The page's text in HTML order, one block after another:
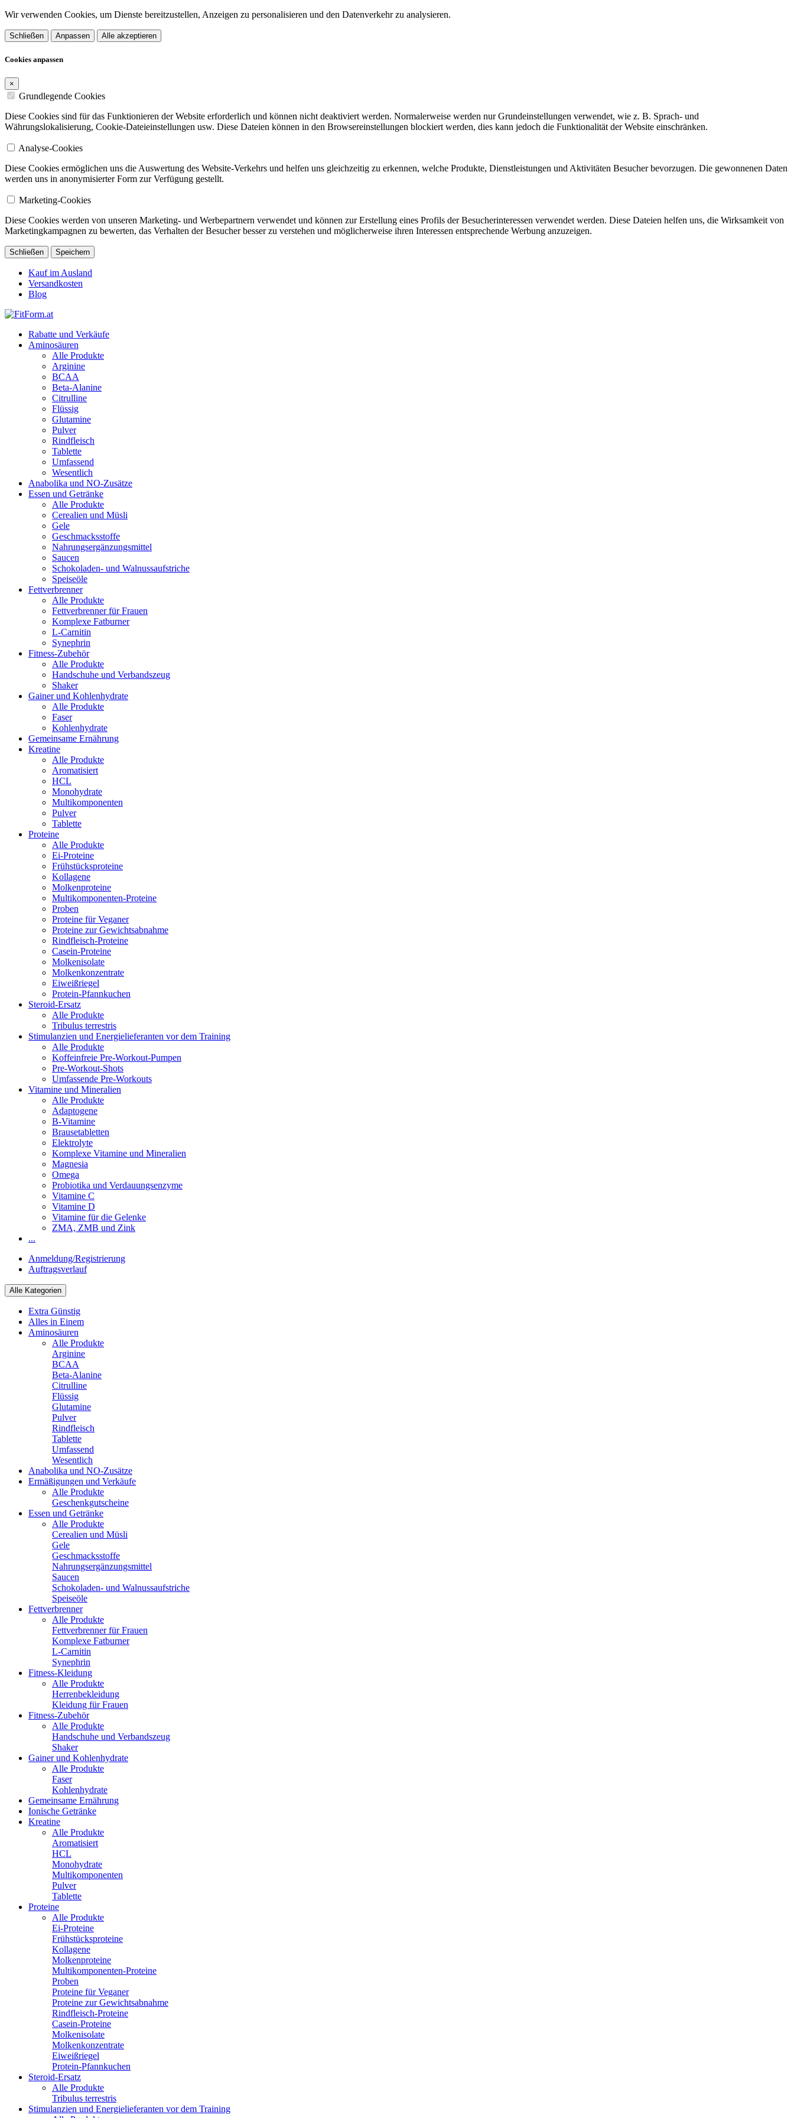
Wir verwenden Cookies, um Dienste bereitzustellen, Anzeigen zu personalisieren und den Datenverkehr zu analysieren.
Schließen Anpassen Alle akzeptieren
Cookies anpassen
×
Grundlegende Cookies
Diese Cookies sind für das Funktionieren der Website erforderlich und können nicht deaktiviert werden. Normalerweise werden nur Grundeinstellungen verwendet, wie z. B. Sprach- und
Währungslokalisierung, Cookie-Dateieinstellungen usw. Diese Dateien können in den Browsereinstellungen blockiert werden, dies kann jedoch die Funktionalität der Website einschränken.
Analyse-Cookies
Diese Cookies ermöglichen uns die Auswertung des Website-Verkehrs und helfen uns gleichzeitig zu erkennen, welche Produkte, Dienstleistungen und Aktivitäten Besucher bevorzugen. Die gewonnenen Daten
werden uns in anonymisierter Form zur Verfügung gestellt.
Marketing-Cookies
Diese Cookies werden von unseren Marketing- und Werbepartnern verwendet und können zur Erstellung eines Profils der Besucherinteressen verwendet werden. Diese Dateien helfen uns, die Wirksamkeit von
Marketingkampagnen zu bewerten, das Verhalten der Besucher besser zu verstehen und möglicherweise ihren Interessen entsprechende Werbung anzuzeigen.
Schließen Speichern
Kauf im Ausland
Versandkosten
Blog
Rabatte und Verkäufe
Aminosäuren
Alle Produkte
Arginine
BCAA
Beta-Alanine
Citrulline
Flüssig
Glutamine
Pulver
Rindfleisch
Tablette
Umfassend
Wesentlich
Anabolika und NO-Zusätze
Essen und Getränke
Alle Produkte
Cerealien und Müsli
Gele
Geschmacksstoffe
Nahrungsergänzungsmittel
Saucen
Schokoladen- und Walnussaufstriche
Speiseöle
Fettverbrenner
Alle Produkte
Fettverbrenner für Frauen
Komplexe Fatburner
L-Carnitin
Synephrin
Fitness-Zubehör
Alle Produkte
Handschuhe und Verbandszeug
Shaker
Gainer und Kohlenhydrate
Alle Produkte
Faser
Kohlenhydrate
Gemeinsame Ernährung
Kreatine
Alle Produkte
Aromatisiert
HCL
Monohydrate
Multikomponenten
Pulver
Tablette
Proteine
Alle Produkte
Ei-Proteine
Frühstücksproteine
Kollagene
Molkenproteine
Multikomponenten-Proteine
Proben
Proteine für Veganer
Proteine zur Gewichtsabnahme
Rindfleisch-Proteine
Casein-Proteine
Molkenisolate
Molkenkonzentrate
Eiweißriegel
Protein-Pfannkuchen
Steroid-Ersatz
Alle Produkte
Tribulus terrestris
Stimulanzien und Energielieferanten vor dem Training
Alle Produkte
Koffeinfreie Pre-Workout-Pumpen
Pre-Workout-Shots
Umfassende Pre-Workouts
Vitamine und Mineralien
Alle Produkte
Adaptogene
B-Vitamine
Brausetabletten
Elektrolyte
Komplexe Vitamine und Mineralien
Magnesia
Omega
Probiotika und Verdauungsenzyme
Vitamine C
Vitamine D
Vitamine für die Gelenke
ZMA, ZMB und Zink
...
Anmeldung/Registrierung
Auftragsverlauf
Alle Kategorien
Extra Günstig
Alles in Einem
Aminosäuren
Alle Produkte
Arginine
BCAA
Beta-Alanine
Citrulline
Flüssig
Glutamine
Pulver
Rindfleisch
Tablette
Umfassend
Wesentlich
Anabolika und NO-Zusätze
Ermäßigungen und Verkäufe
Alle Produkte
Geschenkgutscheine
Essen und Getränke
Alle Produkte
Cerealien und Müsli
Gele
Geschmacksstoffe
Nahrungsergänzungsmittel
Saucen
Schokoladen- und Walnussaufstriche
Speiseöle
Fettverbrenner
Alle Produkte
Fettverbrenner für Frauen
Komplexe Fatburner
L-Carnitin
Synephrin
Fitness-Kleidung
Alle Produkte
Herrenbekleidung
Kleidung für Frauen
Fitness-Zubehör
Alle Produkte
Handschuhe und Verbandszeug
Shaker
Gainer und Kohlenhydrate
Alle Produkte
Faser
Kohlenhydrate
Gemeinsame Ernährung
Ionische Getränke
Kreatine
Alle Produkte
Aromatisiert
HCL
Monohydrate
Multikomponenten
Pulver
Tablette
Proteine
Alle Produkte
Ei-Proteine
Frühstücksproteine
Kollagene
Molkenproteine
Multikomponenten-Proteine
Proben
Proteine für Veganer
Proteine zur Gewichtsabnahme
Rindfleisch-Proteine
Casein-Proteine
Molkenisolate
Molkenkonzentrate
Eiweißriegel
Protein-Pfannkuchen
Steroid-Ersatz
Alle Produkte
Tribulus terrestris
Stimulanzien und Energielieferanten vor dem Training